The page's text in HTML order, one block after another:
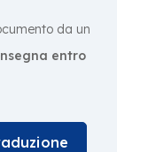
da un
entro